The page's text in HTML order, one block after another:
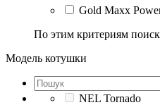
Gold Maxx
По этим критериям
Модель котушки
NEL Tornado